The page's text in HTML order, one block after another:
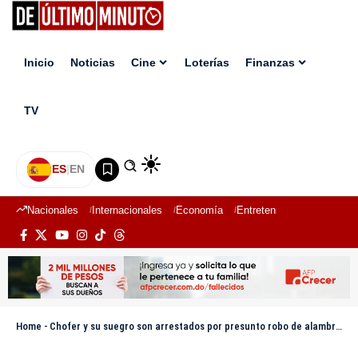
Inicio Noticias Cine Loterías Finanzas
TV
ES|EN
Nacionales Internacionales Economía Entretenimiento
Home - Chofer y su suegro son arrestados por presunto robo de alambres industriales en zona franca de Santiago